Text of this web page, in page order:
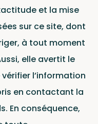
et la mise
sur ce site, dont
à tout moment
elle avertit le
l’information
en contactant la
En conséquence,